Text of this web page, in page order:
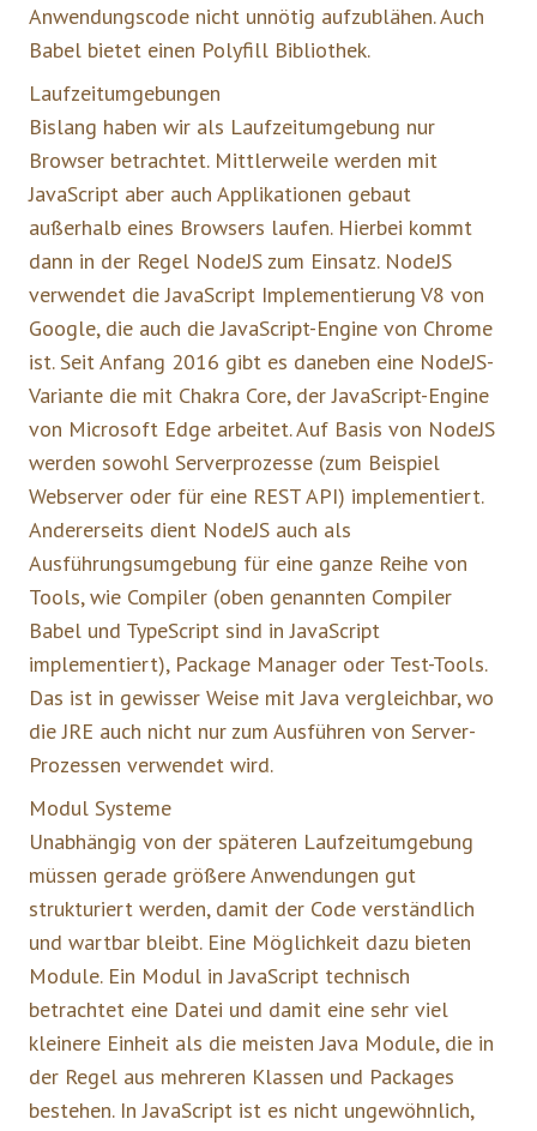
Anwendungscode nicht unnötig aufzublähen. Auch
Babel bietet einen Polyfill Bibliothek.
Laufzeitumgebungen
Bislang haben wir als Laufzeitumgebung nur
Browser betrachtet. Mittlerweile werden mit
JavaScript aber auch Applikationen gebaut
außerhalb eines Browsers laufen. Hierbei kommt
dann in der Regel NodeJS zum Einsatz. NodeJS
verwendet die JavaScript Implementierung V8 von
Google, die auch die JavaScript-Engine von Chrome
ist. Seit Anfang 2016 gibt es daneben eine NodeJS-
Variante die mit Chakra Core, der JavaScript-Engine
von Microsoft Edge arbeitet. Auf Basis von NodeJS
werden sowohl Serverprozesse (zum Beispiel
Webserver oder für eine REST API) implementiert.
Andererseits dient NodeJS auch als
Ausführungsumgebung für eine ganze Reihe von
Tools, wie Compiler (oben genannten Compiler
Babel und TypeScript sind in JavaScript
implementiert), Package Manager oder Test-Tools.
Das ist in gewisser Weise mit Java vergleichbar, wo
die JRE auch nicht nur zum Ausführen von Server-
Prozessen verwendet wird.
Modul Systeme
Unabhängig von der späteren Laufzeitumgebung
müssen gerade größere Anwendungen gut
strukturiert werden, damit der Code verständlich
und wartbar bleibt. Eine Möglichkeit dazu bieten
Module. Ein Modul in JavaScript technisch
betrachtet eine Datei und damit eine sehr viel
kleinere Einheit als die meisten Java Module, die in
der Regel aus mehreren Klassen und Packages
bestehen. In JavaScript ist es nicht ungewöhnlich,